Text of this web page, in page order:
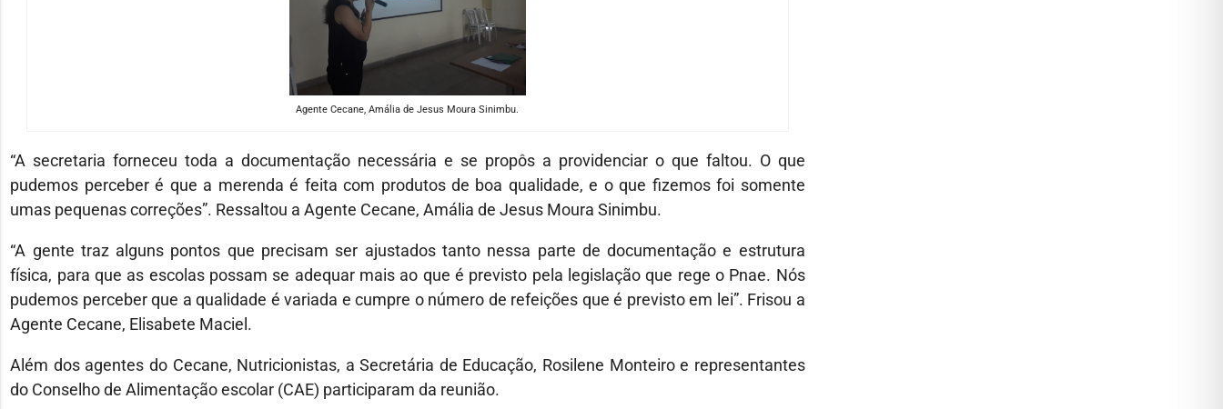
Agente Cecane, Amália de Jesus Moura Sinimbu.
“A secretaria forneceu toda a documentação necessária e se propôs a providenciar o que faltou. O que
pudemos perceber é que a merenda é feita com produtos de boa qualidade, e o que fizemos foi somente
umas pequenas correções”. Ressaltou a Agente Cecane, Amália de Jesus Moura Sinimbu.
“A gente traz alguns pontos que precisam ser ajustados tanto nessa parte de documentação e estrutura
física, para que as escolas possam se adequar mais ao que é previsto pela legislação que rege o Pnae. Nós
pudemos perceber que a qualidade é variada e cumpre o número de refeições que é previsto em lei”. Frisou a
Agente Cecane, Elisabete Maciel.
Além dos agentes do Cecane, Nutricionistas, a Secretária de Educação, Rosilene Monteiro e representantes
do Conselho de Alimentação escolar (CAE) participaram da reunião.